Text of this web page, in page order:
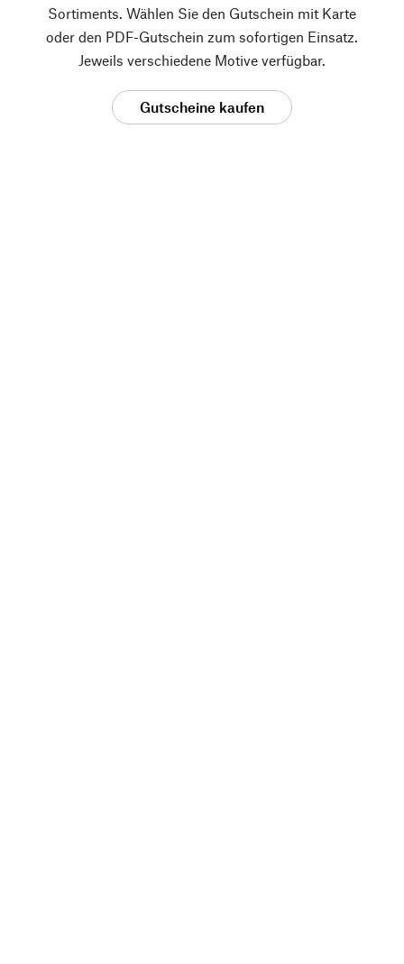
Sortiments. Wählen Sie den Gutschein mit Karte
oder den PDF-Gutschein zum sofortigen Einsatz.
Jeweils verschiedene Motive verfügbar.
Gutscheine kaufen